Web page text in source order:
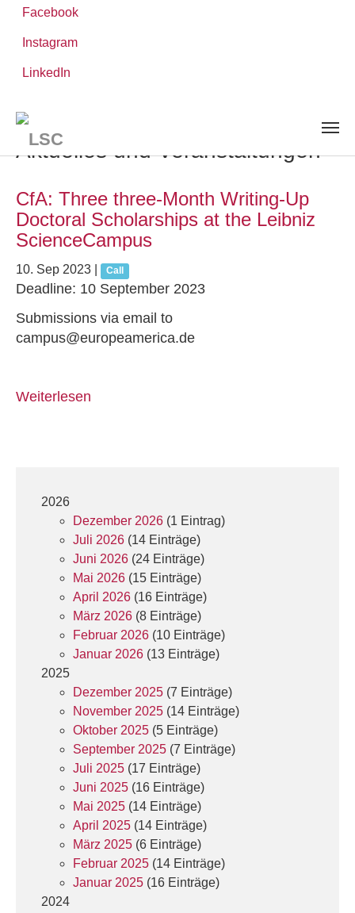
Facebook
Instagram
LinkedIn
Leibniz-WissenschaftsCampus
Aktuelles und Veranstaltungen
CfA: Three three-Month Writing-Up
Doctoral Scholarships at the Leibniz
ScienceCampus
10. Sep 2023 Call
Deadline: 10 September 2023
Submissions via email to
campus@europeamerica.de
Weiterlesen
2026
Dezember 2026 (1 Eintrag)
Juli 2026 (14 Einträge)
Juni 2026 (24 Einträge)
Mai 2026 (15 Einträge)
April 2026 (16 Einträge)
März 2026 (8 Einträge)
Februar 2026 (10 Einträge)
Januar 2026 (13 Einträge)
2025
Dezember 2025 (7 Einträge)
November 2025 (14 Einträge)
Oktober 2025 (5 Einträge)
September 2025 (7 Einträge)
Juli 2025 (17 Einträge)
Juni 2025 (16 Einträge)
Mai 2025 (14 Einträge)
April 2025 (14 Einträge)
März 2025 (6 Einträge)
Februar 2025 (14 Einträge)
Januar 2025 (16 Einträge)
2024